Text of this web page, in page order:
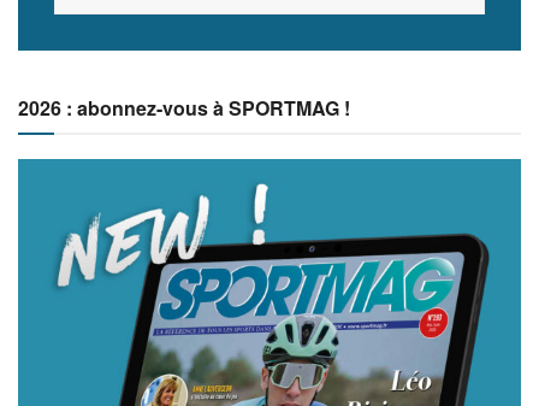
2026 : abonnez-vous à SPORTMAG !